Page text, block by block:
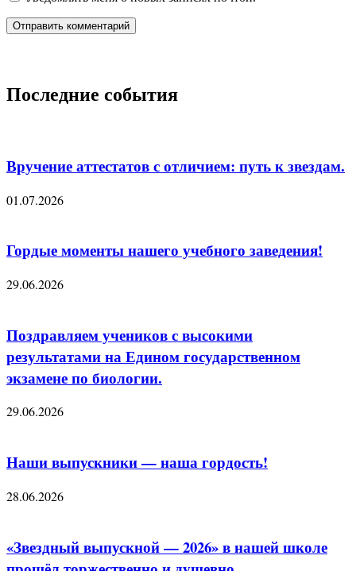
Последние события
Вручение аттестатов с отличием: путь к звездам.
01.07.2026
Гордые моменты нашего учебного заведения!
29.06.2026
Поздравляем учеников с высокими
результатами на Едином государственном
экзамене по биологии.
29.06.2026
Наши выпускники — наша гордость!
28.06.2026
«Звездный выпускной — 2026» в нашей школе